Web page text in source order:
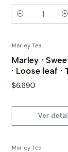
Cantidad
Marley Tea
Marley ·
· Loose leaf ·
$6.690
Ver
Marley Tea